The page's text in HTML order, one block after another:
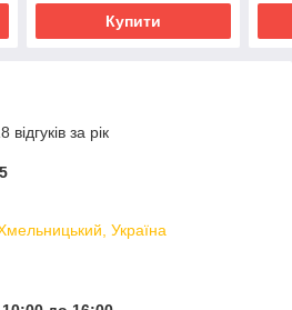
Купити
за рік
Україна